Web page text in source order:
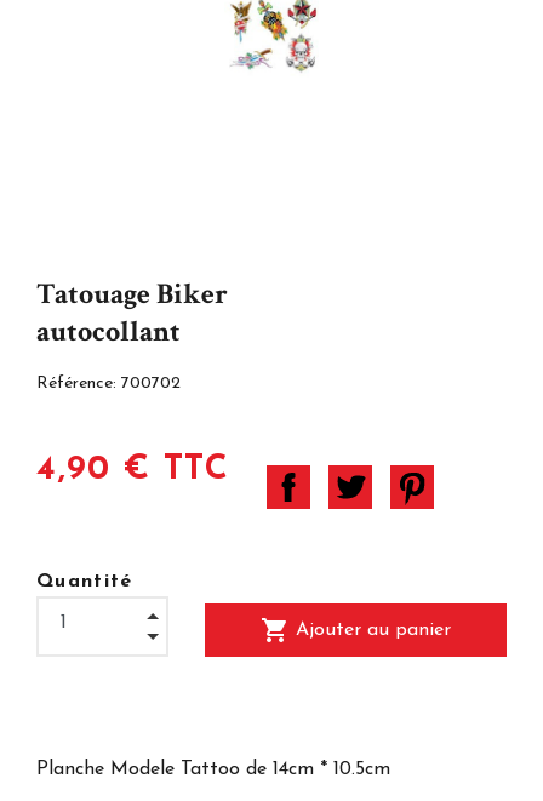
Tatouage Biker
autocollant
Référence: 700702
4,90 € TTC
Quantité
shopping_cart Ajouter au panier
Planche Modele Tattoo de 14cm * 10.5cm